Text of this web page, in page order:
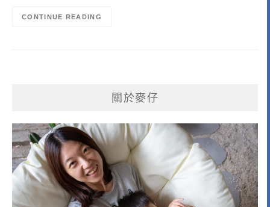
CONTINUE READING
關於麥仔